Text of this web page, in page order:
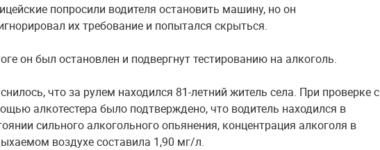
попросили водителя остановить машину, но он
их требование и попытался скрыться.
он был остановлен и подвергнут тестированию на алкоголь.
что за рулем находился 81-летний житель села. При проверке с
алкотестера было подтверждено, что водитель находился в
сильного алкогольного опьянения, концентрация алкоголя в
воздухе составила 1,90 мг/л.